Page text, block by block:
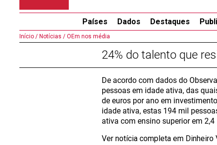
Países Dados Destaques
Início / Notícias / OEm nos média
24% do talento que
De acordo com dados do
pessoas em idade ativa, das
de euros por ano em
idade ativa, estas 194 mil
ativa com ensino superior em
Ver notícia completa em